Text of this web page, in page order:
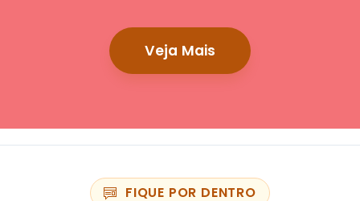
Veja Mais
FIQUE POR DENTRO